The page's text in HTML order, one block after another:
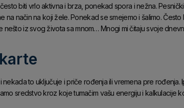
biti vrlo aktivna i brza, ponekad spora i nežna.
na način na koji žele. Ponekad se smejemo i šalimo.
iz svog života sa mnom… Mnogi mi čitaju svoje
to uključuje i priče rođenja ili vremena pre rođenja.
sredstvo kroz koje tumačim vašu energiju i kalkulacije